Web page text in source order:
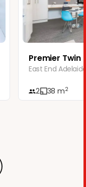
Premier Twin
East End
2 38 m2